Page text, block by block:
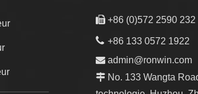
+86 (0)572 2590 232
 +86 133 0572 1922
 admin@ronwin.com
No. 133 Wangta